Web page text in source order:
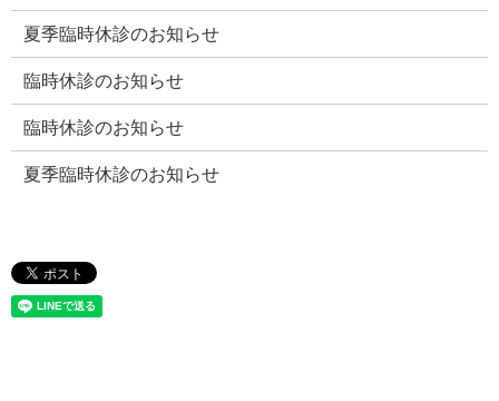
夏季臨時休診のお知らせ
臨時休診のお知らせ
臨時休診のお知らせ
夏季臨時休診のお知らせ